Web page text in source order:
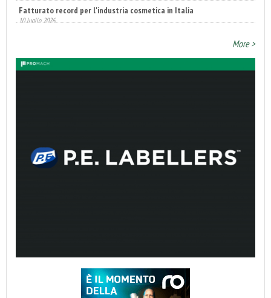
Fatturato record per l'industria cosmetica in Italia
10 luglio 2026
More >